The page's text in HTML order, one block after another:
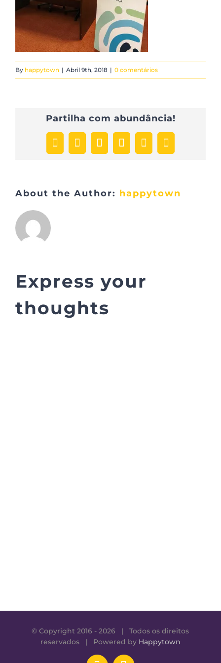
By happytown | Abril 9th, 2018 | 0 comentários
Partilha com abundância!
Facebook
X LinkedInWhatsApp
PinterestEmail
(necessário
publicado)
About the Author: happytown
Express your
thoughts
© Copyright 2016 -2026 | Todos os direitos
reservados | Powered by Happytown